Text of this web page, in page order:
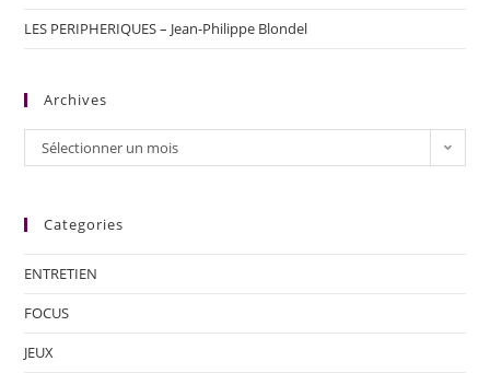
LES PERIPHERIQUES – Jean-Philippe Blondel
Archives
Sélectionner un mois
Categories
ENTRETIEN
FOCUS
JEUX